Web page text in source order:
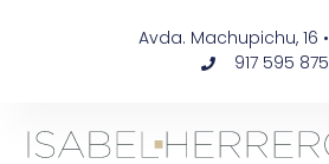
Avda. Machupichu, 16
917 595 875